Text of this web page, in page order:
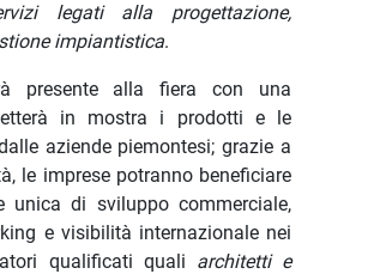
legati alla progettazione,
impiantistica.
presente alla fiera con una
in mostra i prodotti e le
aziende piemontesi; grazie a
le imprese potranno beneficiare
unica di sviluppo commerciale,
e visibilità internazionale nei
qualificati quali architetti e